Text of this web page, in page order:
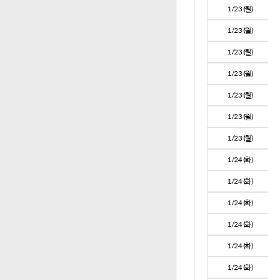
1/23 (월)
1/23 (월)
1/23 (월)
1/23 (월)
1/23 (월)
1/23 (월)
1/23 (월)
1/24 (화)
1/24 (화)
1/24 (화)
1/24 (화)
1/24 (화)
1/24 (화)